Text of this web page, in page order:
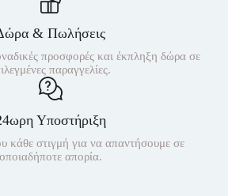
& Πωλήσεις
προσφορές και έκπληξη δώρα σε
παραγγελίες.
Υποστήριξη
κάθε στιγμή για να απαντήσουμε σε
οποιαδήποτε απορία.